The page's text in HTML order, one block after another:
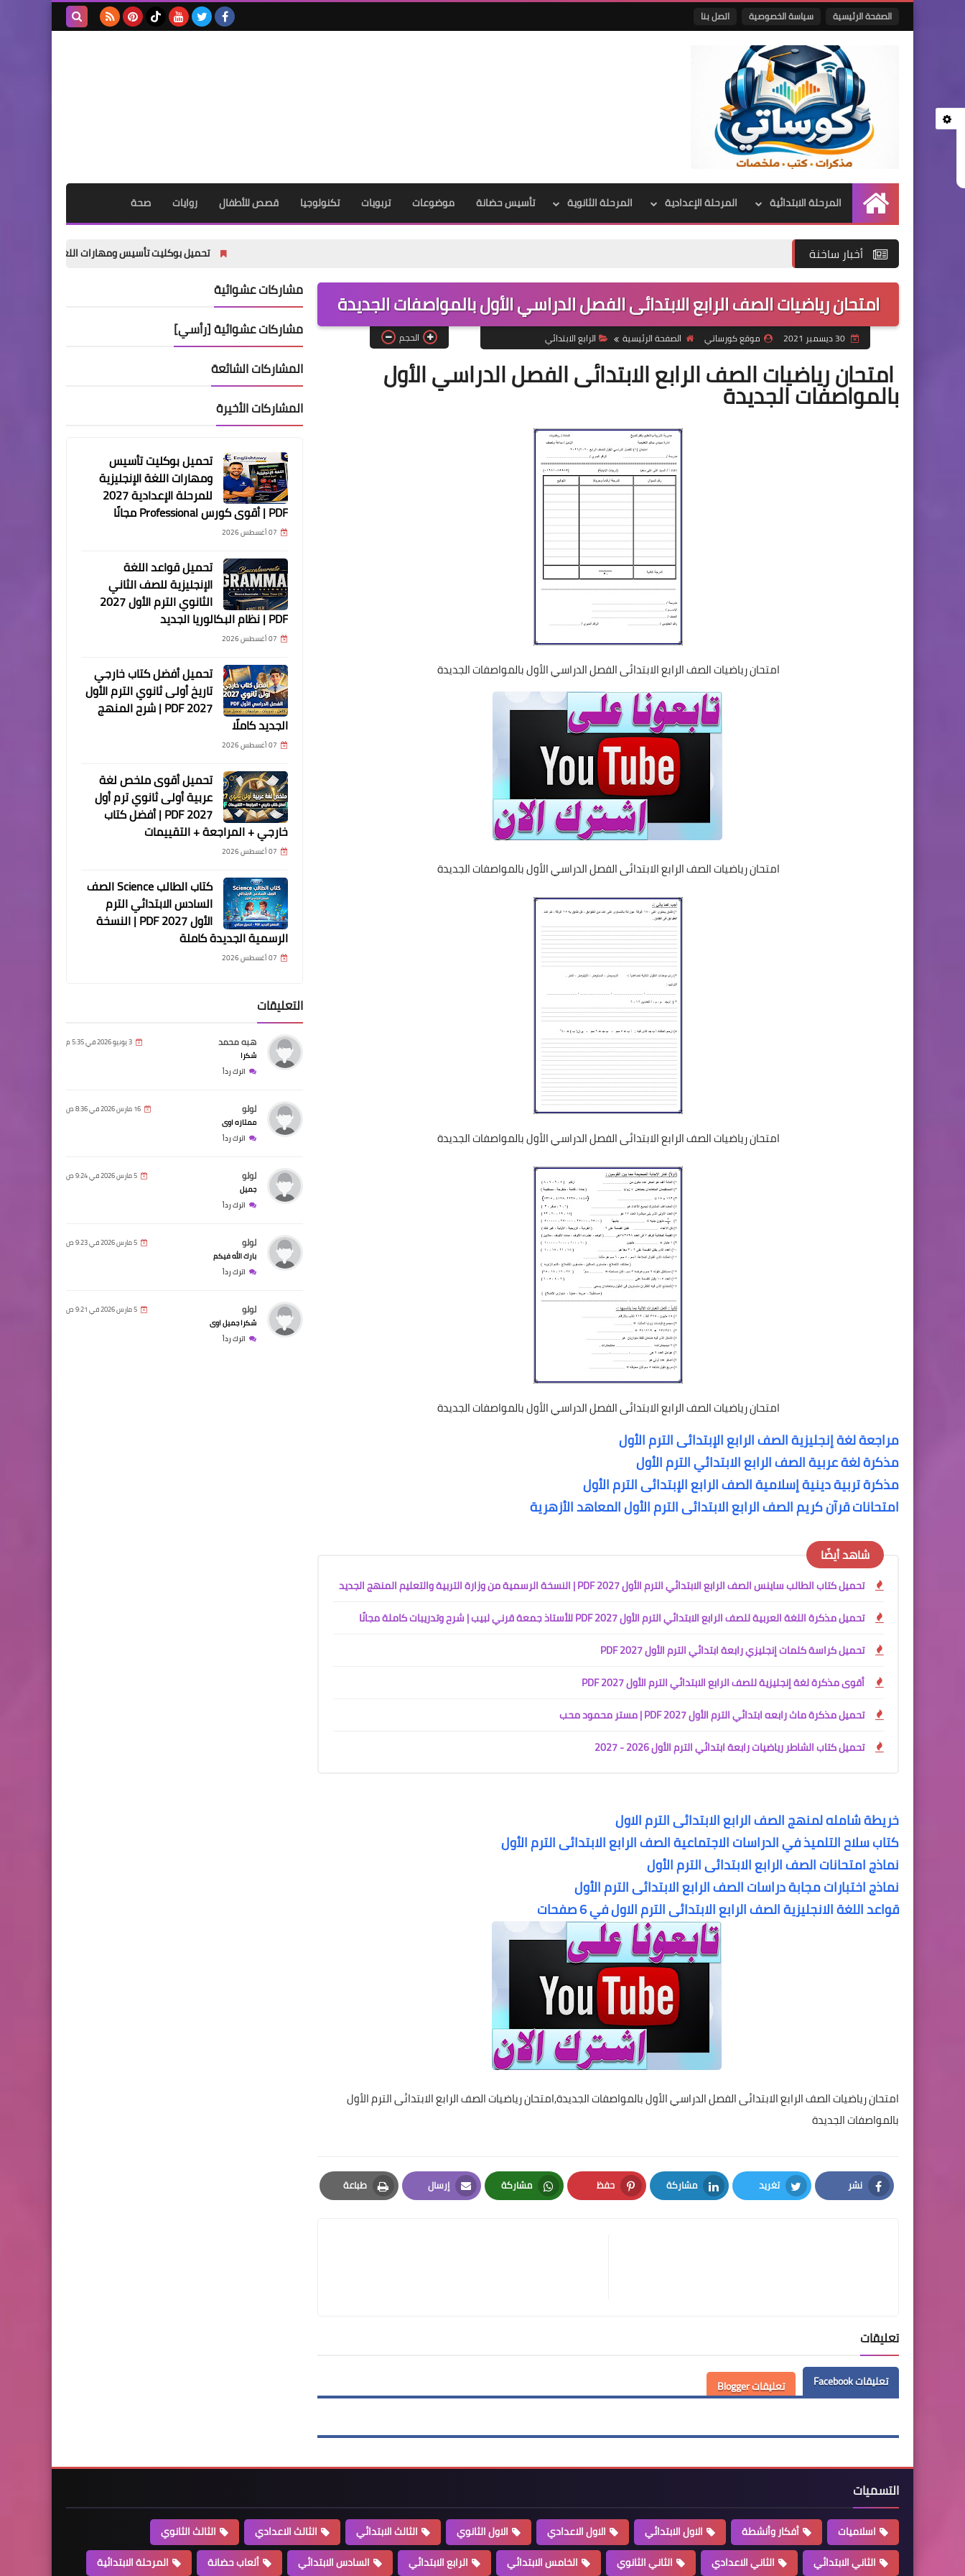
الصفحة الرئيسية سياسة الخصوصية اتصل بنا
الرئيسية
المرحلة الابتدائية المرحلة الإعدادية المرحلة الثانوية تأسيس حضانة موضوعات تربويات تكنولوجيا قصص للأطفال روايات صحة
أخبار ساخنة تحميل بوكليت تأسيس ومهارات اللغة الإنجليزية للمرحلة الإعدادية 2027 PDF | أقوى كورس Professional مجانًا
امتحان رياضيات الصف الرابع الابتدائى الفصل الدراسي الأول بالمواصفات الجديدة
30 ديسمبر 2021 موقع كورساتي الصفحة الرئيسية الرابع الابتدائي الحجم
امتحان رياضيات الصف الرابع الابتدائى الفصل الدراسي الأول
بالمواصفات الجديدة
امتحان رياضيات الصف الرابع الابتدائى الفصل الدراسي الأول بالمواصفات الجديدة
امتحان رياضيات الصف الرابع الابتدائى الفصل الدراسي الأول بالمواصفات الجديدة
امتحان رياضيات الصف الرابع الابتدائى الفصل الدراسي الأول بالمواصفات الجديدة
امتحان رياضيات الصف الرابع الابتدائى الفصل الدراسي الأول بالمواصفات الجديدة
مراجعة لغة إنجليزية الصف الرابع الإبتدائى الترم الأول
مذكرة لغة عربية الصف الرابع الابتدائي الترم الأول
مذكرة تربية دينية إسلامية الصف الرابع الإبتدائى الترم الأول
امتحانات قرآن كريم الصف الرابع الابتدائى الترم الأول المعاهد الأزهرية
شاهد أيضًا
تحميل كتاب الطالب ساينس الصف الرابع الابتدائي الترم الأول 2027 PDF | النسخة الرسمية من وزارة التربية والتعليم المنهج الجديد
تحميل مذكرة اللغة العربية للصف الرابع الابتدائي الترم الأول 2027 PDF للأستاذ جمعة قرني لبيب | شرح وتدريبات كاملة مجانًا
تحميل كراسة كلمات إنجليزي رابعة ابتدائي الترم الأول 2027 PDF
أقوى مذكرة لغة إنجليزية للصف الرابع الابتدائي الترم الأول 2027 PDF
تحميل مذكرة ماث رابعه ابتدائي الترم الأول 2027 PDF | مستر محمود محب
تحميل كتاب الشاطر رياضيات رابعة ابتدائي الترم الأول 2026 - 2027
خريطة شامله لمنهج الصف الرابع الابتدائى الترم الاول
كتاب سلاح التلميذ في الدراسات الاجتماعية الصف الرابع الابتدائى الترم الأول
نماذج امتحانات الصف الرابع الابتدائى الترم الأول
نماذج اختبارات مجابة دراسات الصف الرابع الابتدائى الترم الأول
قواعد اللغة الانجليزية الصف الرابع الابتدائى الترم الاول في 6 صفحات
امتحان رياضيات الصف الرابع الابتدائى الفصل الدراسي الأول بالمواصفات الجديدة,امتحان رياضيات الصف الرابع الابتدائى الترم الأول
بالمواصفات الجديدة
نشر
Facebook
تغريد
Twitter
مشاركة
LinkedIn
حفظ
Pinterest
مشاركة
Whatsapp
إرسال
Email
طباعة
Print
تعليقات
تعليقات Facebook تعليقات Blogger
مشاركات عشوائية
مشاركات عشوائية [رأسي]
المشاركات الشائعة
المشاركات الأخيرة
تحميل بوكليت تأسيس
ومهارات اللغة الإنجليزية
للمرحلة الإعدادية 2027
PDF | أقوى كورس Professional مجانًا
07 أغسطس 2026
تحميل قواعد اللغة
الإنجليزية للصف الثاني
الثانوي الترم الأول 2027
PDF | نظام البكالوريا الجديد
07 أغسطس 2026
تحميل أفضل كتاب خارجي
تاريخ أولى ثانوي الترم الأول
2027 PDF | شرح المنهج
الجديد كاملًا
07 أغسطس 2026
تحميل أقوى ملخص لغة
عربية أولى ثانوي ترم أول
2027 PDF | أفضل كتاب
خارجي + المراجعة + التقييمات
07 أغسطس 2026
كتاب الطالب Science الصف
السادس الابتدائي الترم
الأول 2027 PDF | النسخة
الرسمية الجديدة كاملة
07 أغسطس 2026
التعليقات
هبه محمد 3 يونيو 2026 في 5:35 م
شكرا
اترك رداً
لولو 16 مارس 2026 في 8:36 ص
ممتازه اوى
اترك رداً
لولو 5 مارس 2026 في 9:24 ص
جميل
اترك رداً
لولو 5 مارس 2026 في 9:23 ص
بارك الله فيكم
اترك رداً
لولو 5 مارس 2026 في 9:21 ص
شكرا جميل اوى
اترك رداً
التسميات
اسلاميات أفكار وأنشطة الاول الابتدائي الاول الاعدادي الاول الثانوي الثالث الابتدائي الثالث الاعدادي
الثالث الثانوي
الثاني الابتدائي
الثاني الاعدادي الثاني الثانوي الخامس الابتدائي الرابع الابتدائي السادس الابتدائي ألعاب حضانة المرحلة الابتدائية